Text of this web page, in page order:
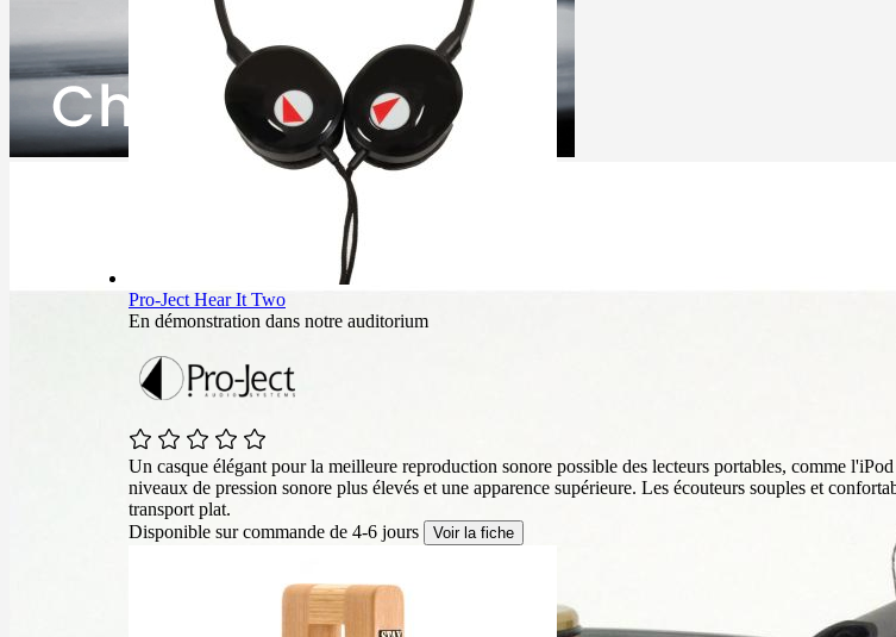
Pro-Ject Hear It Two
En démonstration dans notre auditorium
Un casque élégant pour la meilleure reproduction sonore possible des lecteurs portables, comme
niveaux de pression sonore plus élevés et une apparence supérieure. Les écouteurs souples et
transport plat.
Disponible sur commande de 4-6 jours
Voir la fiche